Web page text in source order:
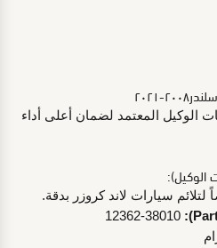
الوكيل المعتمد لضمان أعلى أداء
الوكيل):
سيارات لاند كروزر بدقة.
12362-38010